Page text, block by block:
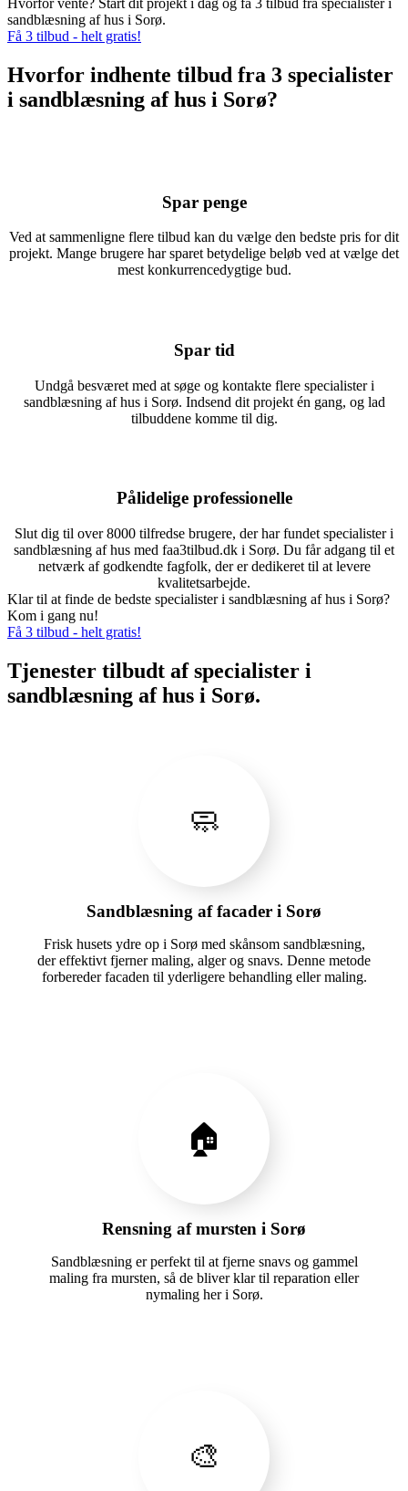
Hvorfor vente? Start dit projekt i dag og få 3 tilbud fra specialister i
sandblæsning af hus i Sorø.
Få 3 tilbud - helt gratis!
Hvorfor indhente tilbud fra 3 specialister
i sandblæsning af hus i Sorø?
Spar penge
Ved at sammenligne flere tilbud kan du vælge den bedste pris for dit
projekt. Mange brugere har sparet betydelige beløb ved at vælge det
mest konkurrencedygtige bud.
Spar tid
Undgå besværet med at søge og kontakte flere specialister i
sandblæsning af hus i Sorø. Indsend dit projekt én gang, og lad
tilbuddene komme til dig.
Pålidelige professionelle
Slut dig til over 8000 tilfredse brugere, der har fundet specialister i
sandblæsning af hus med faa3tilbud.dk i Sorø. Du får adgang til et
netværk af godkendte fagfolk, der er dedikeret til at levere
kvalitetsarbejde.
Klar til at finde de bedste specialister i sandblæsning af hus i Sorø?
Kom i gang nu!
Få 3 tilbud - helt gratis!
Tjenester tilbudt af specialister i
sandblæsning af hus i Sorø.
🧼
Sandblæsning af facader i Sorø
Frisk husets ydre op i Sorø med skånsom sandblæsning,
der effektivt fjerner maling, alger og snavs. Denne metode
forbereder facaden til yderligere behandling eller maling.
🏠
Rensning af mursten i Sorø
Sandblæsning er perfekt til at fjerne snavs og gammel
maling fra mursten, så de bliver klar til reparation eller
nymaling her i Sorø.
🎨